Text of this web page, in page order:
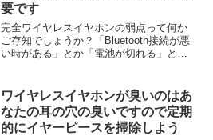
要です
完全ワイヤレスイヤホンの弱点って何か
ご存知でしょうか？「Bluetooth接続が悪
い時がある」とか「電池が切れる」とか
はよく起きます。ただ一番の問題点は完
全ワイヤレスイ...
ワイヤレスイヤホンが臭いのはあ
なたの耳の穴の臭いですので定期
的にイヤーピースを掃除しよう